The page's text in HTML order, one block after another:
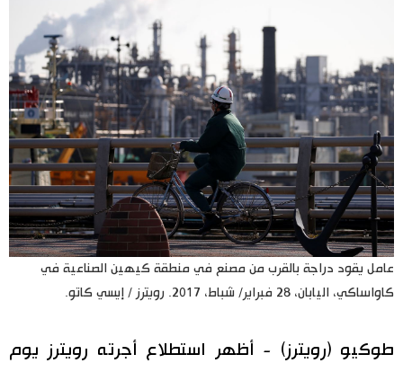
علوم وتكنولوجيا
الأقسام
صور
أشخاص
تجارب وآراء
سياسة
الأكثر تفاعلا
اللغة اليابانية
موسوعة اليابان
هو وهي
تواصل معنا
عامل يقود دراجة بالقرب من مصنع في منطقة كيهين الصناعية في
كاواساكي، اليابان، 28 فبراير/ شباط، 2017. رويترز / إيسي كاتو.
طوكيو (رويترز) - أظهر استطلاع أجرته رويترز يوم